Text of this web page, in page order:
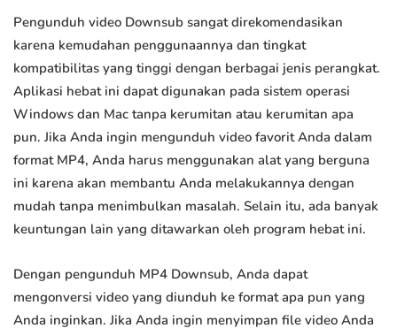
Pengunduh video Downsub sangat direkomendasikan
karena kemudahan penggunaannya dan tingkat
kompatibilitas yang tinggi dengan berbagai jenis perangkat.
Aplikasi hebat ini dapat digunakan pada sistem operasi
Windows dan Mac tanpa kerumitan atau kerumitan apa
pun. Jika Anda ingin mengunduh video favorit Anda dalam
format MP4, Anda harus menggunakan alat yang berguna
ini karena akan membantu Anda melakukannya dengan
mudah tanpa menimbulkan masalah. Selain itu, ada banyak
keuntungan lain yang ditawarkan oleh program hebat ini.
Dengan pengunduh MP4 Downsub, Anda dapat
mengonversi video yang diunduh ke format apa pun yang
Anda inginkan. Jika Anda ingin menyimpan file video Anda